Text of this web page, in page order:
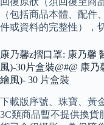
（包括商品本體、配
件或資料的完整性），
康乃馨z摺口罩: 康乃馨
風)-30片盒裝@#@ 康
繪風)- 30 片盒裝
下載版序號、珠寶、黃
3C類商品暫不提供換貨